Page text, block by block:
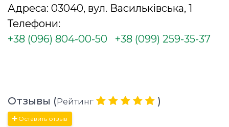
Адреса: 03040, вул. Васильківська, 1
Телефони:
+38 (096) 804-00-50
+38 (099) 259-35-37
Отзывы (Рейтинг )
Оставить отзыв